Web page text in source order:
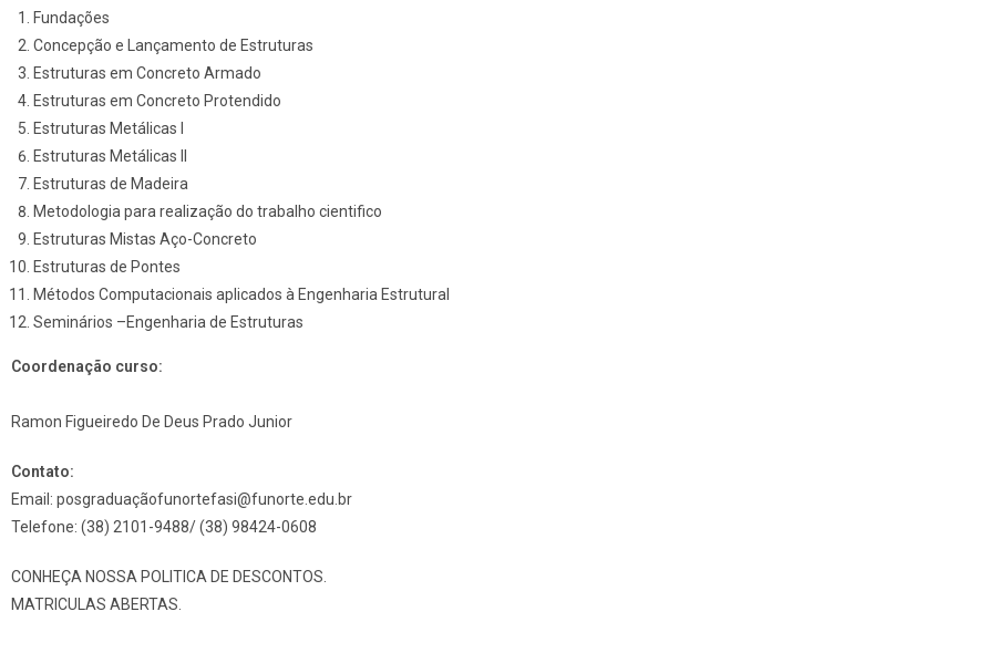
Fundações
Concepção e Lançamento de Estruturas
Estruturas em Concreto Armado
Estruturas em Concreto Protendido
Estruturas Metálicas I
Estruturas Metálicas II
Estruturas de Madeira
Metodologia para realização do trabalho cientifico
Estruturas Mistas Aço-Concreto
Estruturas de Pontes
Métodos Computacionais aplicados à Engenharia Estrutural
Seminários –Engenharia de Estruturas
Coordenação curso:
Ramon Figueiredo De Deus Prado Junior
Contato:
Email: posgraduaçãofunortefasi@funorte.edu.br
Telefone: (38) 2101-9488/ (38) 98424-0608
CONHEÇA NOSSA POLITICA DE DESCONTOS.
MATRICULAS ABERTAS.